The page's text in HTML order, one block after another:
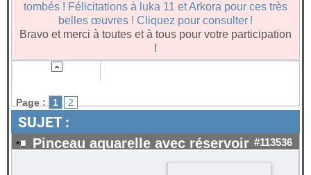
tombés ! Félicitations à luka 11 et Arkora pour ces très
belles œuvres ! Cliquez pour consulter !
Bravo et merci à toutes et à tous pour votre participation
!
Page : 1 2
SUJET :
Pinceau aquarelle avec réservoir #113536